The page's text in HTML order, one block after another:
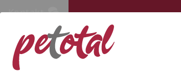
Kontakt